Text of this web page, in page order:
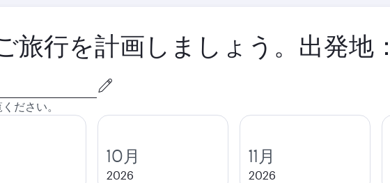
旅行を計画しましょう。出発地
ださい。
10月
2026
11月
2026